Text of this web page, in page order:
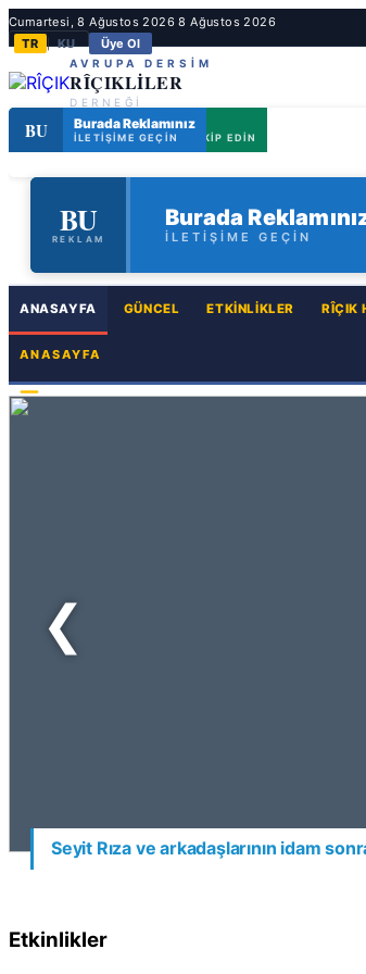
Cumartesi, 8 Ağustos 20268 Ağustos 2026
TR
| KU Üye Ol
AVRUPA DERSİM
RÎÇIKLİLER
DERNEĞİ
RI Riçik Kültür Derneği
ETKINLIKLERIMIZI TAKIP EDIN
BU Burada Reklamınız
İLETIŞIME GEÇIN
RI
REKLAM
Riçik Kültür
ETKINLIKLERIMIZI
BU
REKLAM
Burada
İLETIŞIME GEÇIN
ANASAYFA GÜNCEL ETKINLIKLER RÎÇIK
ANASAYFA
❮
Seyit Rıza ve arkadaşlarının idam
Etkinlikler